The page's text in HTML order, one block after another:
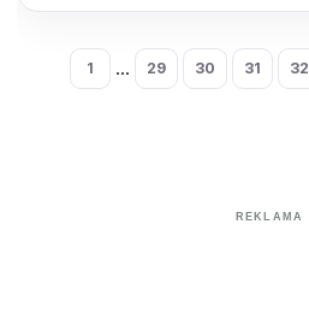
1 ... 29 30 31 32
REKLAMA